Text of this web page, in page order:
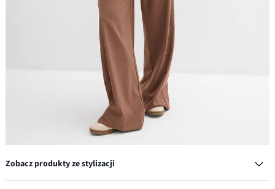
Zobacz produkty ze stylizacji